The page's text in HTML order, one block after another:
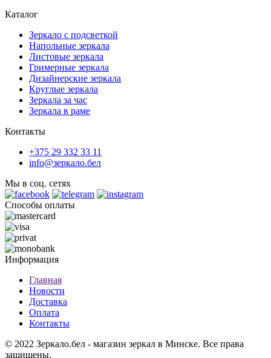
Каталог
Зеркало с подсветкой
Напольные зеркала
Листовые зеркала
Гримерные зеркала
Дизайнерские зеркала
Круглые зеркала
Зеркала за час
Зеркала в раме
Контакты
+375 29 332 33 11
info@зеркало.бел
Мы в соц. сетях
Способы оплаты
Информация
Главная
Новости
Доставка
Оплата
Контакты
© 2022 Зеркало.бел - магазин зеркал в Минске. Все права
защищены.